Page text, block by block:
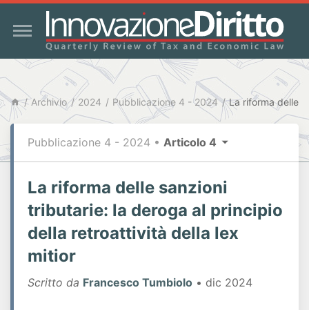
Archivio 2024 Pubblicazione 4 - 2024
Pubblicazione 4 - 2024 • Articolo 4
La riforma delle sanzioni
tributarie: la deroga al principio
della retroattività della lex
mitior
Scritto da Francesco Tumbiolo • dic 2024